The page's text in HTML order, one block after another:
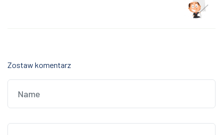
Zostaw komentarz